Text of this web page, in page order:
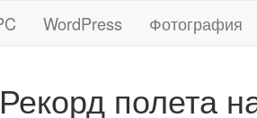
WordPress Фотография
Рекорд полета